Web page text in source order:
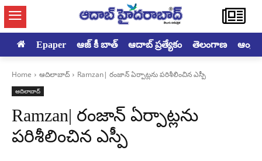
Epaper ఆజ్ కీ బాత్ ఆదాబ్ ప్రత్యేకం తెలంగాణ
Home ఆదిలాబాద్ Ramzan| రంజాన్ ఏర్పాట్లను పరిశీలించిన ఎస్పీ
ఆదిలాబాద్
Ramzan| రంజాన్ ఏర్పాట్లను
పరిశీలించిన ఎస్పీ